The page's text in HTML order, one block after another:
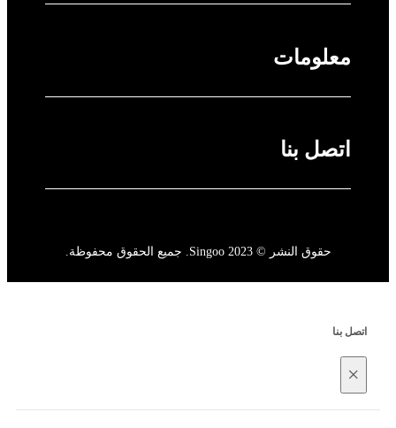
معلومات
اتصل بنا
حقوق النشر © 2023 Singoo. جميع الحقوق محفوظة.
اتصل بنا
×